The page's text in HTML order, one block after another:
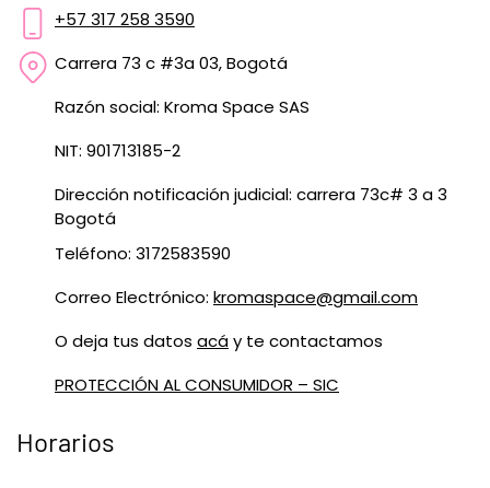
+57 317 258 3590
Carrera 73 c #3a 03, Bogotá
Razón social: Kroma Space SAS
NIT: 901713185-2
Dirección notificación judicial: carrera 73c# 3 a 3
Bogotá
Teléfono: 3172583590
Correo Electrónico: kromaspace@gmail.com
O deja tus datos acáy te contactamos
PROTECCIÓN AL CONSUMIDOR – SIC
Horarios